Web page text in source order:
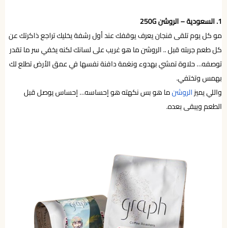
1. السعودية – الروشن 250G
مو كل يوم تلقى فنجان يعرف يوقفك عند أول رشفة يخليك تراجع ذاكرتك عن
كل طعم جربته قبل .. الروشن ما هو غريب على لسانك لكنه يخفي سر ما تقدر
توصفه… حلاوة تمشي بهدوء ونغمة دافنة نفسها في عمق الأرض تطلع لك
بهمس وتختفي.
واللي يميزالروشنما هو بس نكهته هو إحساسه… إحساس يوصل قبل
الطعم ويبقى بعده.